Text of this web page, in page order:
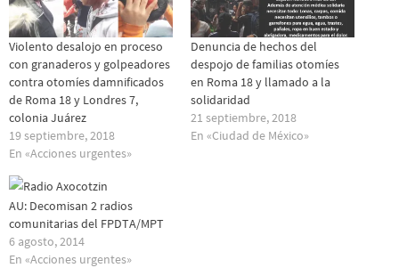
Violento desalojo en proceso
con granaderos y golpeadores
contra otomíes damnificados
de Roma 18 y Londres 7,
colonia Juárez
19 septiembre, 2018
En «Acciones urgentes»
Denuncia de hechos del
despojo de familias otomíes
en Roma 18 y llamado a la
solidaridad
21 septiembre, 2018
En «Ciudad de México»
AU: Decomisan 2 radios
comunitarias del FPDTA/MPT
6 agosto, 2014
En «Acciones urgentes»